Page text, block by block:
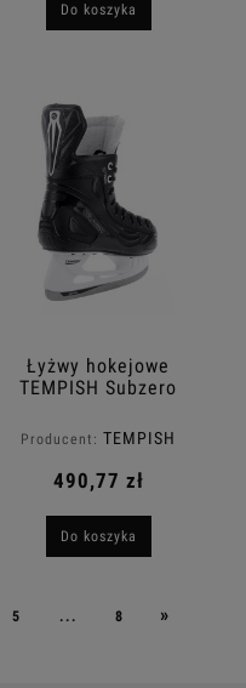
Do koszyka
Łyżwy hokejowe
TEMPISH Subzero
Producent: TEMPISH
490,77 zł
Do koszyka
5 ... 8 »